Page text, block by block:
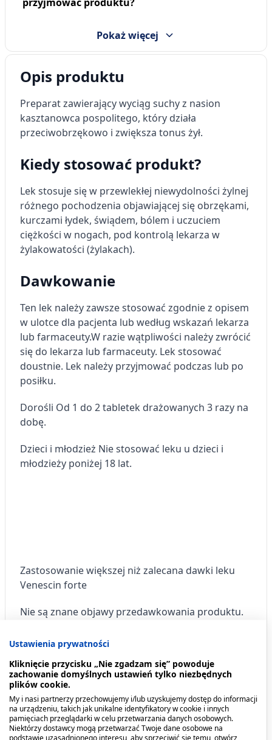
Pokaż więcej
Opis produktu
Preparat zawierający wyciąg suchy z nasion
kasztanowca pospolitego, który działa
przeciwobrzękowo i zwiększa tonus żył.
Kiedy stosować produkt?
Lek stosuje się w przewlekłej niewydolności żylnej
różnego pochodzenia objawiającej się obrzękami,
kurczami łydek, świądem, bólem i uczuciem
ciężkości w nogach, pod kontrolą lekarza w
żylakowatości (żylakach).
Dawkowanie
Ten lek należy zawsze stosować zgodnie z opisem
w ulotce dla pacjenta lub według wskazań lekarza
lub farmaceuty.W razie wątpliwości należy zwrócić
się do lekarza lub farmaceuty. Lek stosować
doustnie. Lek należy przyjmować podczas lub po
posiłku.
Dorośli Od 1 do 2 tabletek drażowanych 3 razy na
dobę.
Dzieci i młodzież Nie stosować leku u dzieci i
młodzieży poniżej 18 lat.
Zastosowanie większej niż zalecana dawki leku
Venescin forte
Nie są znane objawy przedawkowania produktu.
Pominięcie zastosowania leku Venescin forte
Nie należy stosować dawki podwójnej w celu
uzupełnienia pominiętej dawki.
Ustawienia prywatności
Kliknięcie przycisku „Nie zgadzam się” powoduje
zachowanie domyślnych ustawień tylko niezbędnych
plików cookie.
My i nasi partnerzy przechowujemy i/lub uzyskujemy dostęp do informacji
na urządzeniu, takich jak unikalne identyfikatory w cookie i innych
pamięciach przeglądarki w celu przetwarzania danych osobowych.
Niektórzy dostawcy mogą przetwarzać Twoje dane osobowe na
podstawie uzasadnionego interesu, aby sprzeciwić się temu, otwórz